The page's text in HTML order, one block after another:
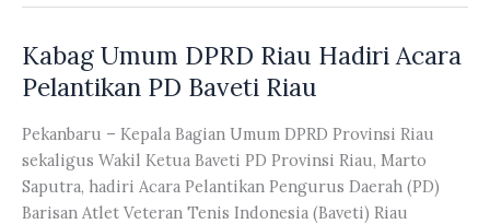
Hadiri
Opening
Pekan
Budaya
Melayu
Serumpun
Kabag Umum DPRD Riau Hadiri Acara
Pelantikan PD Baveti Riau
Pekanbaru – Kepala Bagian Umum DPRD Provinsi Riau
sekaligus Wakil Ketua Baveti PD Provinsi Riau, Marto
Saputra, hadiri Acara Pelantikan Pengurus Daerah (PD)
Barisan Atlet Veteran Tenis Indonesia (Baveti) Riau